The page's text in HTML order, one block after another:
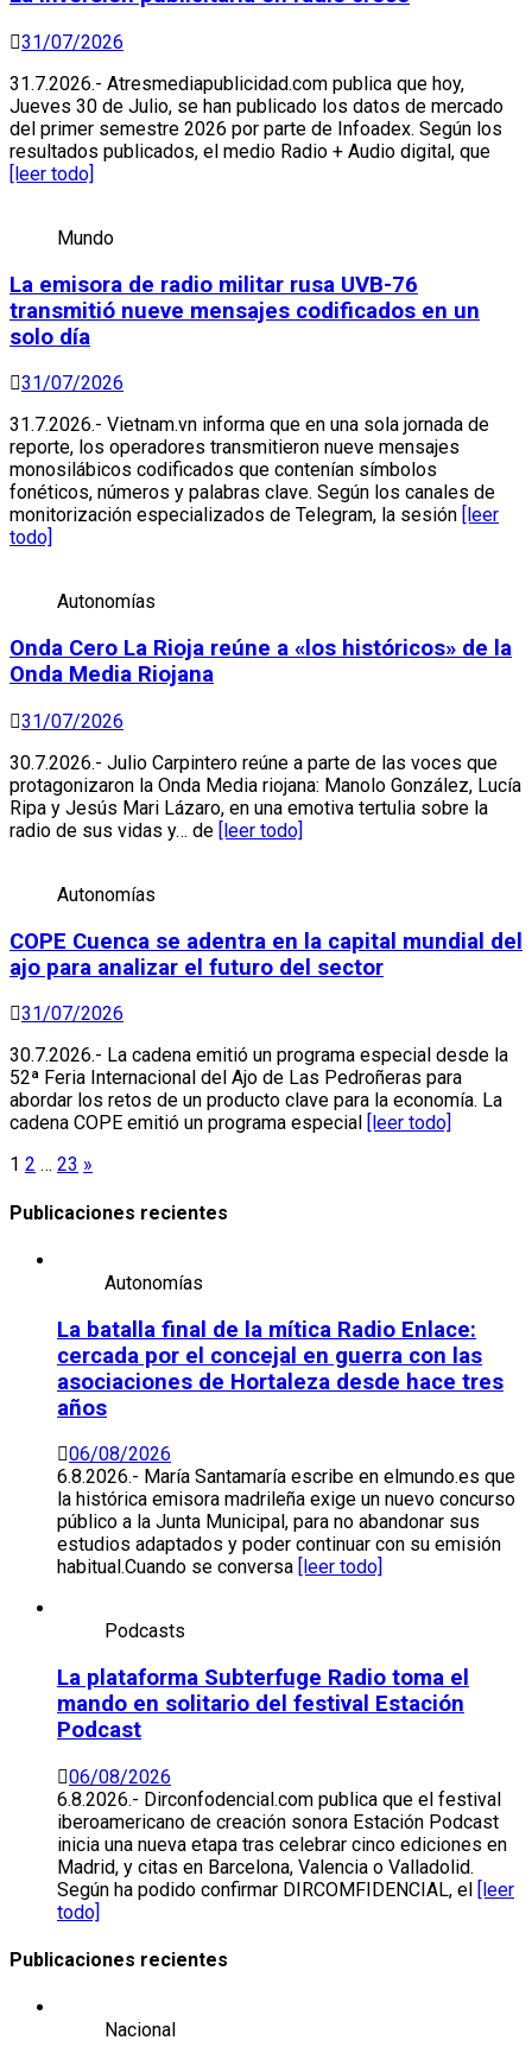
31/07/2026
31.7.2026.- Atresmediapublicidad.com publica que hoy,
Jueves 30 de Julio, se han publicado los datos de mercado
del primer semestre 2026 por parte de Infoadex. Según los
resultados publicados, el medio Radio + Audio digital, que
[leer todo]
Mundo
La emisora ​​de radio militar rusa UVB-76
transmitió nueve mensajes codificados en un
solo día
31/07/2026
31.7.2026.- Vietnam.vn informa que en una sola jornada de
reporte, los operadores transmitieron nueve mensajes
monosilábicos codificados que contenían símbolos
fonéticos, números y palabras clave. Según los canales de
monitorización especializados de Telegram, la sesión
[leer
todo]
Autonomías
Onda Cero La Rioja reúne a «los históricos» de la
Onda Media Riojana
31/07/2026
30.7.2026.- Julio Carpintero reúne a parte de las voces que
protagonizaron la Onda Media riojana: Manolo González, Lucía
Ripa y Jesús Mari Lázaro, en una emotiva tertulia sobre la
radio de sus vidas y… de [leer todo]
Autonomías
COPE Cuenca se adentra en la capital mundial del
ajo para analizar el futuro del sector
31/07/2026
30.7.2026.- La cadena emitió un programa especial desde la
52ª Feria Internacional del Ajo de Las Pedroñeras para
abordar los retos de un producto clave para la economía. La
cadena COPE emitió un programa especial
[leer todo]
Paginación
de
1 2 … 23 »
Publicaciones recientes
Autonomías
La batalla final de la mítica Radio Enlace:
cercada por el concejal en guerra con las
asociaciones de Hortaleza desde hace tres
años
06/08/2026
6.8.2026.- María Santamaría escribe en elmundo.es que
la histórica emisora madrileña exige un nuevo concurso
público a la Junta Municipal, para no abandonar sus
estudios adaptados y poder continuar con su emisión
habitual.Cuando se conversa
[leer todo]
Podcasts
La plataforma Subterfuge Radio toma el
mando en solitario del festival Estación
Podcast
06/08/2026
6.8.2026.- Dirconfodencial.com publica que el festival
iberoamericano de creación sonora Estación Podcast
inicia una nueva etapa tras celebrar cinco ediciones en
Madrid, y citas en Barcelona, Valencia o Valladolid.
Según ha podido confirmar DIRCOMFIDENCIAL, el [leer
todo]
Publicaciones recientes
Nacional